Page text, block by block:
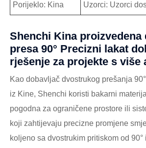
Porijeklo: Kina Uzorci: Uzorci
Shenchi Kina proizvedena
presa 90° Precizni lakat
rješenje za projekte s više
Kao dobavljač dvostrukog prešanja
iz Kine, Shenchi koristi bakarni
pogodna za ograničene prostore ili
koji zahtijevaju precizne promjene
koljeno sa dvostrukim pritiskom od 90°